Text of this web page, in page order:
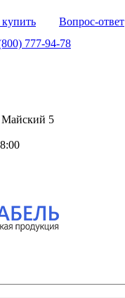
Вопрос-ответ
777-94-78
Майский 5